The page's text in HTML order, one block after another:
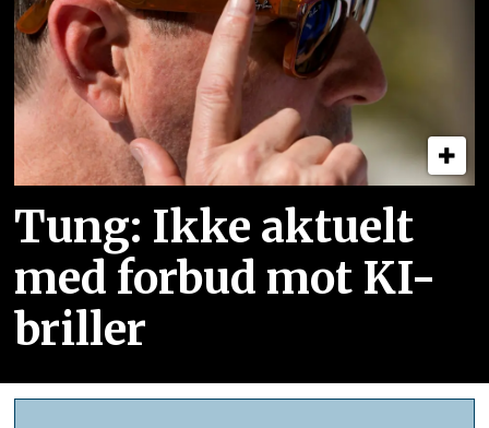
Tung: Ikke aktuelt
med forbud mot KI-
briller